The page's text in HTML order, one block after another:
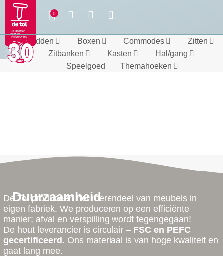
Bedden Boxen Commodes
Zitten
Zitbanken
Kasten
Hal/gang
Speelgoed
Themahoeken
Duurzaamheid
De Tol produceert het merendeel van meubels in
eigen fabriek. We produceren op een efficiënte
manier; afval en verspilling wordt tegengegaan!
De hout leverancier is circulair – FSC en PEFC
gecertificeerd . Ons materiaal is van hoge kwaliteit en
gaat lang mee.